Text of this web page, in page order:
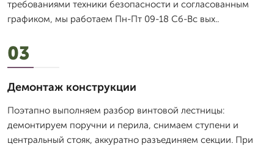
требованиями техники безопасности и согласованным
графиком, мы работаем Пн-Пт 09-18 Сб-Вс вых..
03
Демонтаж конструкции
Поэтапно выполняем разбор винтовой лестницы:
демонтируем поручни и перила, снимаем ступени и
центральный стояк, аккуратно разъединяем секции. При